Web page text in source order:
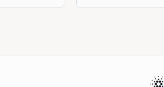
hat...
Charles Hoskinson hat in